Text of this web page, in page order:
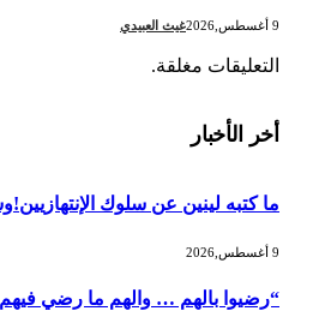
غيث العبيدي
التعليقات مغلقة.
أخر الأخبار
ما كتبه لينين عن سلوك
“رضيوا بالهم … والهم ما رضي